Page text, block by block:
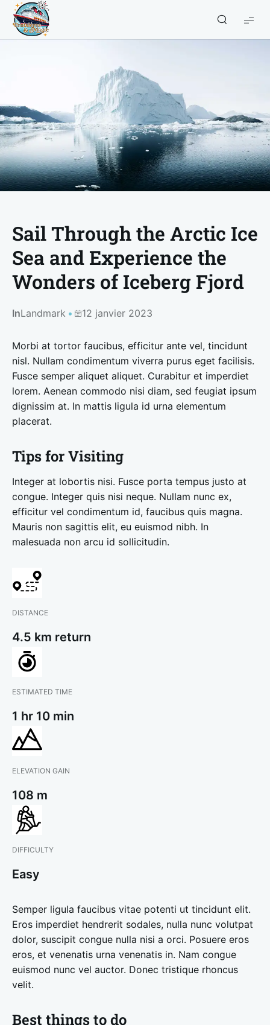
Croisières
et
Sail Through the Arctic Ice
Sea and Experience the
Wonders of Iceberg Fjord
InLandmark 12 janvier 2023
Morbi at tortor faucibus, efficitur ante vel, tincidunt
nisl. Nullam condimentum viverra purus eget facilisis.
Fusce semper aliquet aliquet. Curabitur et imperdiet
lorem. Aenean commodo nisi diam, sed feugiat ipsum
dignissim at. In mattis ligula id urna elementum
placerat.
Tips for Visiting
Integer at lobortis nisi. Fusce porta tempus justo at
congue. Integer quis nisi neque. Nullam nunc ex,
efficitur vel condimentum id, faucibus quis magna.
Mauris non sagittis elit, eu euismod nibh. In
malesuada non arcu id sollicitudin.
DISTANCE
4.5 km return
ESTIMATED TIME
1 hr 10 min
ELEVATION GAIN
108 m
DIFFICULTY
Easy
Semper ligula faucibus vitae potenti ut tincidunt elit.
Eros imperdiet hendrerit sodales, nulla nunc volutpat
dolor, suscipit congue nulla nisi a orci. Posuere eros
eros, et venenatis urna venenatis in. Nam congue
euismod nunc vel auctor. Donec tristique rhoncus
velit.
Best things to do